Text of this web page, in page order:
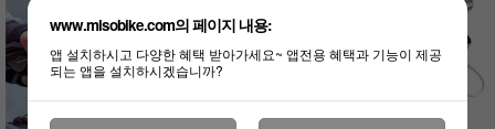
www.misobike.com의 페이지 내용:
앱 설치하시고 다양한 혜택 받아가세요~ 앱전용 혜택과 기능이 제공
되는 앱을 설치하시겠습니까?